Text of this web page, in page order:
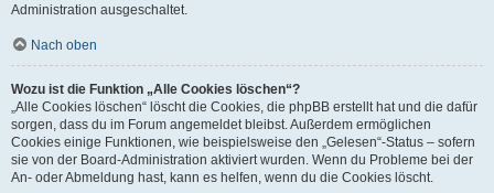
Administration ausgeschaltet.
Nach oben
Wozu ist die Funktion „Alle Cookies löschen“?
„Alle Cookies löschen“ löscht die Cookies, die phpBB erstellt hat und die dafür
sorgen, dass du im Forum angemeldet bleibst. Außerdem ermöglichen
Cookies einige Funktionen, wie beispielsweise den „Gelesen“-Status – sofern
sie von der Board-Administration aktiviert wurden. Wenn du Probleme bei der
An- oder Abmeldung hast, kann es helfen, wenn du die Cookies löscht.